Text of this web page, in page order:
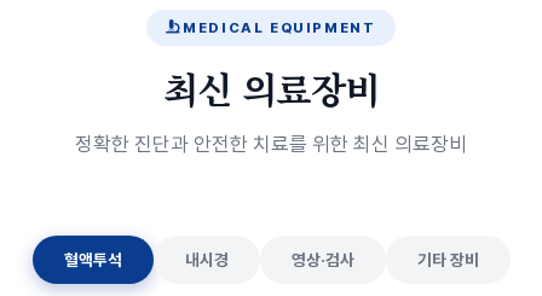
MEDICAL EQUIPMENT
최신 의료장비
정확한 진단과 안전한 치료를 위한 최신 의료장비
혈액투석 내시경 영상·검사 기타 장비